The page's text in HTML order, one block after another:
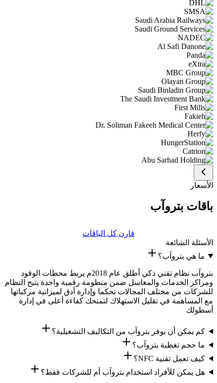
الأسعار
باقات بتروآب
قارن كل الباقات
الأسئلة الشائعة
ما هي بتروآب؟
بتروآب نظام تقني ذكي أطلق عام 2018م يربط محطات الوقود
ومراكز الخدمات والمغاسل ضمن منظومة رقمية واحدة يتيح النظام
للشركات من مختلف المجالات تحكما وإدارة أدق لميزانية مركباتها
مع المساهمة في تقليل الاستهلاك لتمنحك كفاءة أعلى في إدارة
أسطولك
كم يمكن أن يوفر بتروآب من التكاليف التشغيلية؟
ما حجم تغطية بتروآب؟
كيف تعمل تقنية NFC؟
هل يمكن للأفراد استخدام بتروآب أم للشركات فقط؟